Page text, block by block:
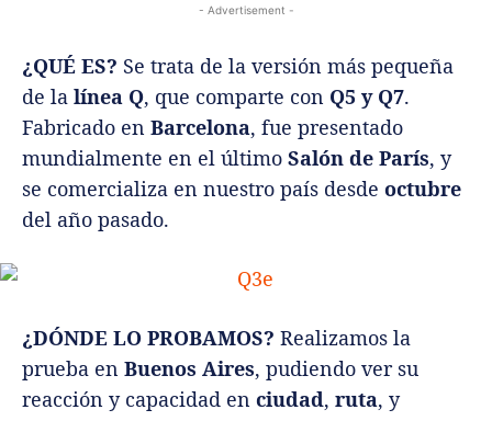
- Advertisement -
¿QUÉ ES? Se trata de la versión más pequeña
de la línea Q, que comparte con Q5 y Q7.
Fabricado en Barcelona, fue presentado
mundialmente en el último Salón de París, y
se comercializa en nuestro país desde octubre
del año pasado.
¿DÓNDE LO PROBAMOS? Realizamos la
prueba en Buenos Aires, pudiendo ver su
reacción y capacidad en ciudad, ruta, y